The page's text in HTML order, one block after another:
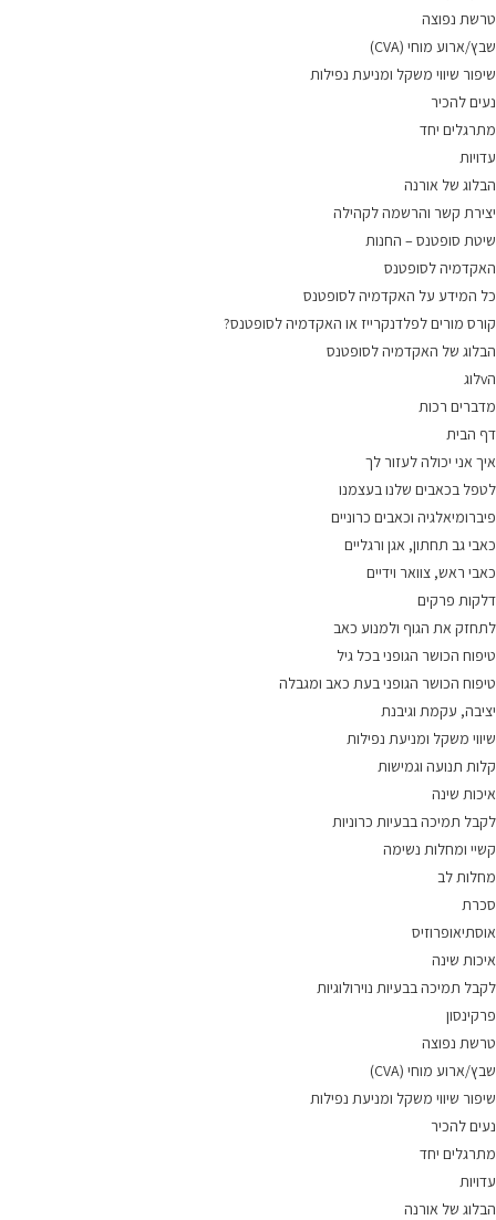
טרשת נפוצה
שבץ/ארוע מוחי (CVA)
שיפור שיווי משקל ומניעת נפילות
נעים להכיר
מתרגלים יחד
עדויות
הבלוג של אורנה
יצירת קשר והרשמה לקהילה
שיטת סופטנס – החנות
האקדמיה לסופטנס
כל המידע על האקדמיה לסופטנס
קורס מורים לפלדנקרייז או האקדמיה לסופטנס?
הבלוג של האקדמיה לסופטנס
הvלוג
מדברים רכות
דף הבית
איך אני יכולה לעזור לך
לטפל בכאבים שלנו בעצמנו
פיברומיאלגיה וכאבים כרוניים
כאבי גב תחתון, אגן ורגליים
כאבי ראש, צוואר וידיים
דלקות פרקים
לתחזק את הגוף ולמנוע כאב
טיפוח הכושר הגופני בכל גיל
טיפוח הכושר הגופני בעת כאב ומגבלה
יציבה, עקמת וגיבנת
שיווי משקל ומניעת נפילות
קלות תנועה וגמישות
איכות שינה
לקבל תמיכה בבעיות כרוניות
קשיי ומחלות נשימה
מחלות לב
סכרת
אוסתיאופרוזיס
איכות שינה
לקבל תמיכה בבעיות נוירולוגיות
פרקינסון
טרשת נפוצה
שבץ/ארוע מוחי (CVA)
שיפור שיווי משקל ומניעת נפילות
נעים להכיר
מתרגלים יחד
עדויות
הבלוג של אורנה